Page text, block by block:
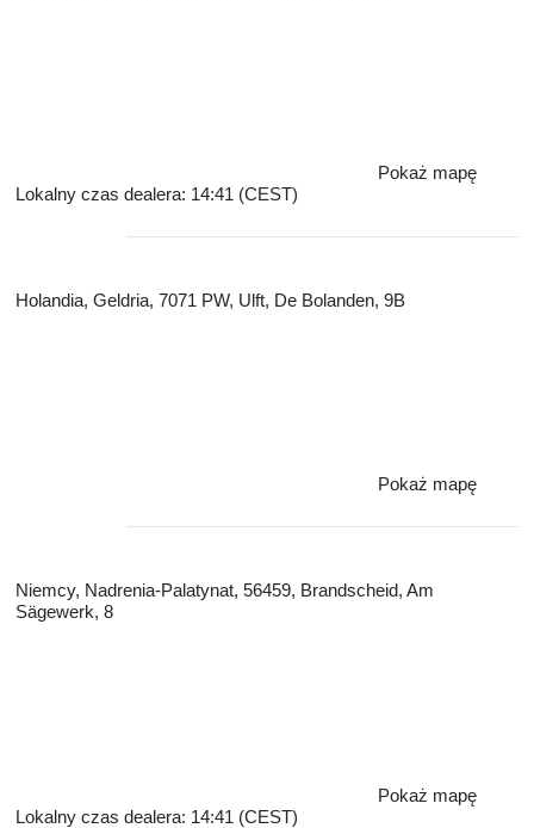
Pokaż mapę
Lokalny czas dealera: 14:41 (CEST)
Holandia, Geldria, 7071 PW, Ulft, De Bolanden, 9B
Pokaż mapę
Niemcy, Nadrenia-Palatynat, 56459, Brandscheid, Am
Sägewerk, 8
Pokaż mapę
Lokalny czas dealera: 14:41 (CEST)